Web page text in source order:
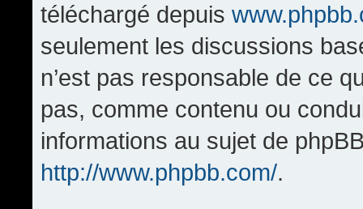
téléchargé depuis
seulement les discussions
n’est pas responsable de ce
pas, comme contenu ou
informations au sujet de
http://www.phpbb.com/.